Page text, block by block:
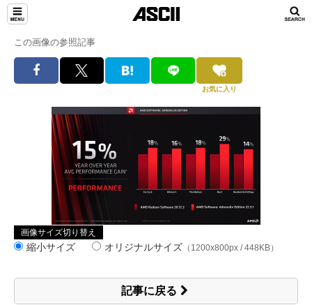
この画像の参照記事
お気に入り
画像サイズ切り替え
縮小サイズ オリジナルサイズ （1200x800px / 448KB）
記事に戻る